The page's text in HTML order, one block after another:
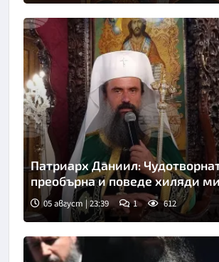
Патриарх Даниил:
преобърна и поведе хиляди
05 август | 23:39 1 612